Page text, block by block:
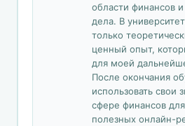
области финансов и
дела. В
только
ценный опыт,
для моей
После окончания
использовать свои
сфере финансов
полезных онлайн-